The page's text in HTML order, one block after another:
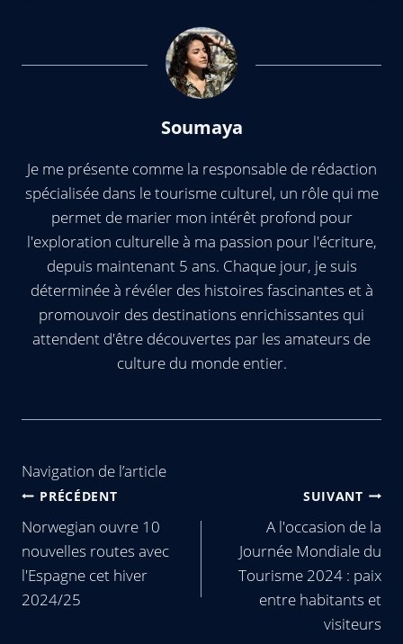
Soumaya
Je me présente comme la responsable de rédaction
spécialisée dans le tourisme culturel, un rôle qui me
permet de marier mon intérêt profond pour
l'exploration culturelle à ma passion pour l'écriture,
depuis maintenant 5 ans. Chaque jour, je suis
déterminée à révéler des histoires fascinantes et à
promouvoir des destinations enrichissantes qui
attendent d'être découvertes par les amateurs de
culture du monde entier.
Navigation de l’article
PRÉCÉDENT
Norwegian ouvre 10
nouvelles routes avec
l'Espagne cet hiver
2024/25
SUIVANT
A l'occasion de la
Journée Mondiale du
Tourisme 2024 : paix
entre habitants et
visiteurs